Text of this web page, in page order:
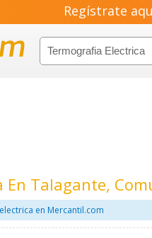
Regístrate
En Talagante,
en Mercantil.com